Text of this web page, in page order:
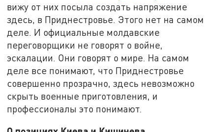
вижу от них посыла создать напряжение
здесь, в Приднестровье. Этого нет на самом
деле. И официальные молдавские
переговорщики не говорят о войне,
эскалации. Они говорят о мире. На самом
деле все понимают, что Приднестровье
совершенно прозрачно, здесь невозможно
скрыть военные приготовления, и
профессионалы это понимают.